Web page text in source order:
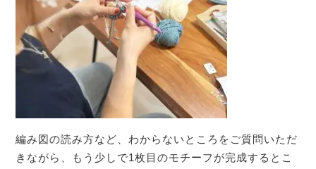
編み図の読み方など、わからないところをご質問いただ
きながら、もう少しで1枚目のモチーフが完成するとこ